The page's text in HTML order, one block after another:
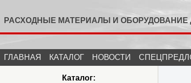
РАСХОДНЫЕ МАТЕРИАЛЫ И ОБОРУДОВАНИЕ
ГЛАВНАЯ КАТАЛОГ НОВОСТИ
Каталог: